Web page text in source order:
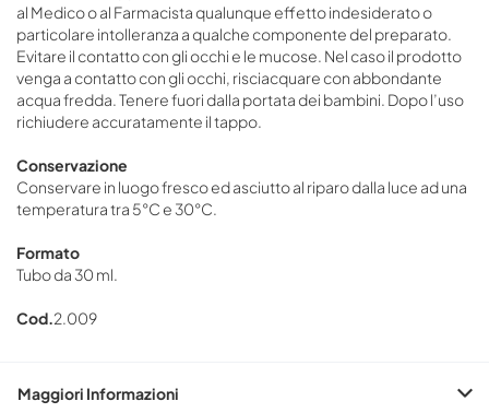
al Medico o al Farmacista qualunque effetto indesiderato o
particolare intolleranza a qualche componente del preparato.
Evitare il contatto con gli occhi e le mucose. Nel caso il prodotto
venga a contatto con gli occhi, risciacquare con abbondante
acqua fredda. Tenere fuori dalla portata dei bambini. Dopo l’uso
richiudere accuratamente il tappo.
Conservazione
Conservare in luogo fresco ed asciutto al riparo dalla luce ad una
temperatura tra 5°C e 30°C.
Formato
Tubo da 30 ml.
Cod.2.009
Maggiori Informazioni